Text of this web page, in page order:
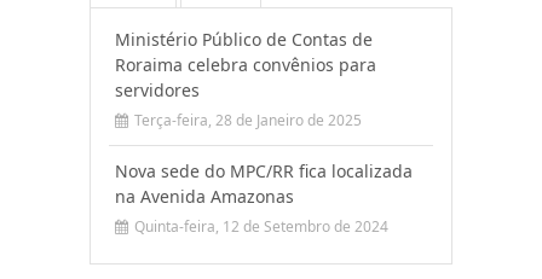
Ministério Público de Contas de
Roraima celebra convênios para
servidores
Terça-feira, 28 de Janeiro de 2025
Nova sede do MPC/RR fica localizada
na Avenida Amazonas
Quinta-feira, 12 de Setembro de 2024